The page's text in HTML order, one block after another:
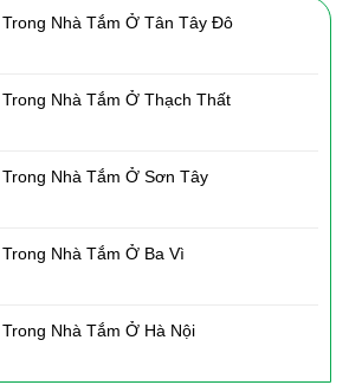
Nhà Tắm Ở Tân Tây Đô
Nhà Tắm Ở Thạch Thất
Nhà Tắm Ở Sơn Tây
Nhà Tắm Ở Ba Vì
Nhà Tắm Ở Hà Nội